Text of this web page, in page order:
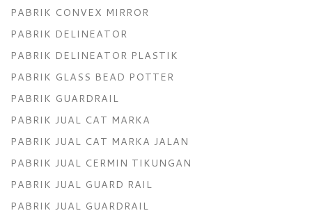
PABRIK CONVEX MIRROR
PABRIK DELINEATOR
PABRIK DELINEATOR PLASTIK
PABRIK GLASS BEAD POTTER
PABRIK GUARDRAIL
PABRIK JUAL CAT MARKA
PABRIK JUAL CAT MARKA JALAN
PABRIK JUAL CERMIN TIKUNGAN
PABRIK JUAL GUARD RAIL
PABRIK JUAL GUARDRAIL